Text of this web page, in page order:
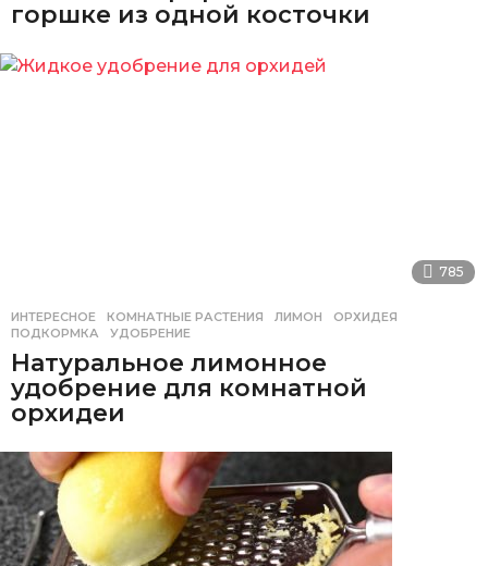
горшке из одной косточки
785
ИНТЕРЕСНОЕ КОМНАТНЫЕ РАСТЕНИЯ ,ЛИМОН ,ОРХИДЕЯ
ПОДКОРМКА
,УДОБРЕНИЕ
Натуральное лимонное
удобрение для комнатной
орхидеи